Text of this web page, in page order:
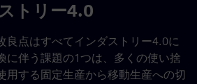
トリー4.0
良点はすべてインダストリー4.0に
に伴う課題の1つは、多くの使い捨
用する固定生産から移動生産への切